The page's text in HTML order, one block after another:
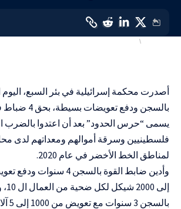
إسرائيلياتانتهاكات الاحتلال
أصدرت محكمة إسرائيلية في بئر السبع، اليوم
بالسجن ودفع
يسمى “حرس الحدود” بعد أن اعتدوا
فلسطينيين وسرقة أموالهم ومعداتهم لدى
لمناطق الخط الأخضر في عام 2020.
إلى